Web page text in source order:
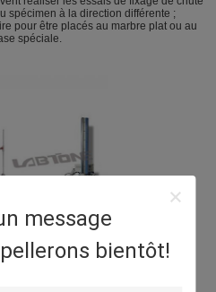
message
bientôt!
spécimen à la direction différente ;
pour être placés au marbre plat ou au
spéciale.